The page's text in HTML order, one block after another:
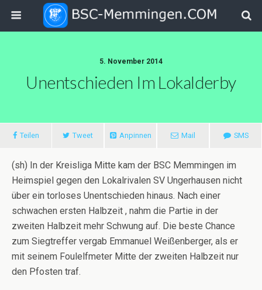
5. November 2014
Unentschieden Im Lokalderby
Teilen Tweet Anpinnen Mail SMS
(sh) In der Kreisliga Mitte kam der BSC Memmingen im
Heimspiel gegen den Lokalrivalen SV Ungerhausen nicht
über ein torloses Unentschieden hinaus. Nach einer
schwachen ersten Halbzeit , nahm die Partie in der
zweiten Halbzeit mehr Schwung auf. Die beste Chance
zum Siegtreffer vergab Emmanuel Weißenberger, als er
mit seinem Foulelfmeter Mitte der zweiten Halbzeit nur
den Pfosten traf.